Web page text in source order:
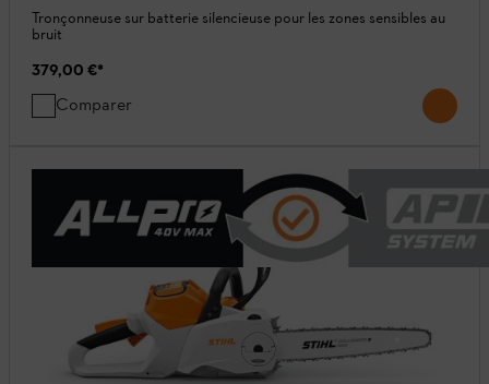
Tronçonneuse sur batterie silencieuse pour les zones sensibles au
bruit
379,00 €*
Comparer